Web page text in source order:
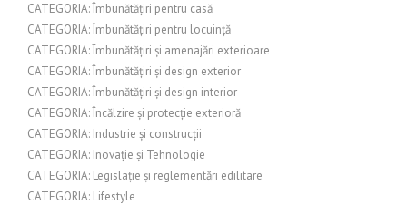
CATEGORIA: Îmbunătățiri pentru casă
CATEGORIA: Îmbunătățiri pentru locuință
CATEGORIA: Îmbunătățiri și amenajări exterioare
CATEGORIA: Îmbunătățiri și design exterior
CATEGORIA: Îmbunătățiri și design interior
CATEGORIA: Încălzire și protecție exterioră
CATEGORIA: Industrie și construcții
CATEGORIA: Inovație și Tehnologie
CATEGORIA: Legislație și reglementări edilitare
CATEGORIA: Lifestyle